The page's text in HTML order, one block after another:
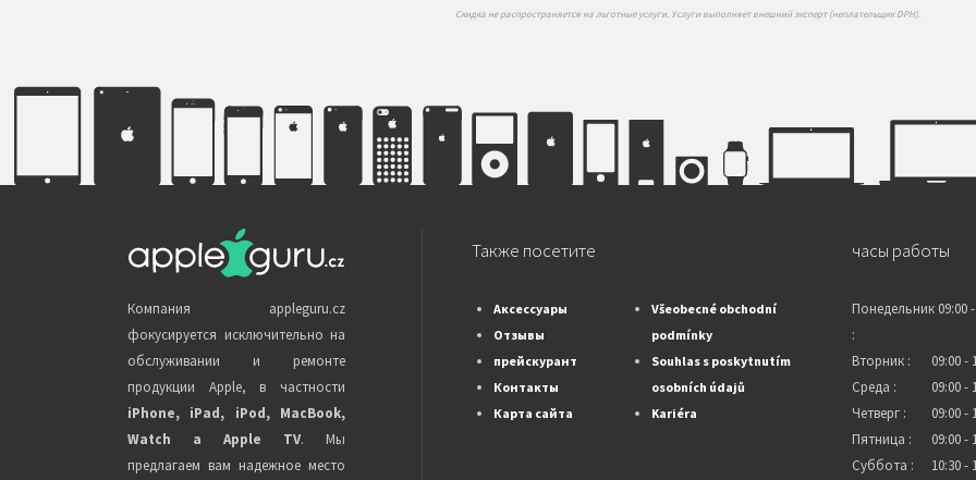
Скидка не распространяется на льготные услуги. Услуги выполняет внешний эксперт (неплательщик DPH).
Компания appleguru.cz
фокусируется исключительно на
обслуживании и ремонте
продукции Apple, в частности
iPhone, iPad, iPod, MacBook,
Watch a Apple TV. Мы
предлагаем вам надежное место
Также посетите
Аксессуары
Отзывы
прейскурант
Контакты
Карта сайта
Všeobecné obchodní
podmínky
Souhlas s poskytnutím
osobních údajů
Kariéra
часы работы
Понедельник
:
09:00
Вторник :
09:00 -
Среда :
09:00 -
Четверг :
09:00 -
Пятница :
09:00 -
Суббота :
10:30 -